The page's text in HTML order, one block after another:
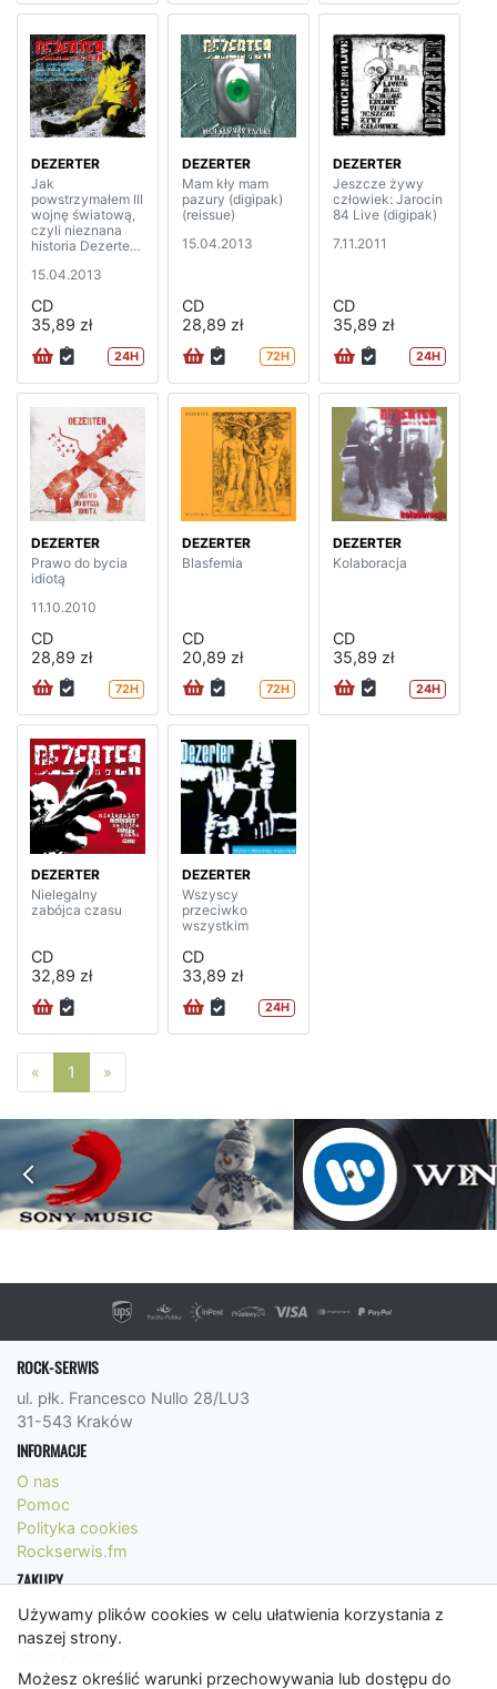
Używamy plików cookies w celu ułatwienia korzystania z
naszej strony.
Możesz określić warunki przechowywania lub dostępu do
DEZERTER
Jak
powstrzymałem III
wojnę światową,
czyli nieznana
historia Dezertera
15.04.2013
CD
35,89 zł
24H
DEZERTER
Mam kły mam
pazury (digipak)
(reissue)
15.04.2013
CD
28,89 zł
72H
DEZERTER
Jeszcze żywy
człowiek: Jarocin
84 Live (digipak)
7.11.2011
CD
35,89 zł
24H
DEZERTER
Prawo do bycia
idiotą
11.10.2010
CD
28,89 zł
72H
DEZERTER
Blasfemia
CD
20,89 zł
72H
DEZERTER
Kolaboracja
CD
35,89 zł
24H
DEZERTER
Nielegalny
zabójca czasu
CD
32,89 zł
DEZERTER
Wszyscy
przeciwko
wszystkim
CD
33,89 zł
24H
« Poprzednia strona
1 »
ROCK-SERWIS
ul. płk. Francesco Nullo 28/LU3
31-543 Kraków
INFORMACJE
O nas
Pomoc
Polityka cookies
Rockserwis.fm
ZAKUPY
Formy płatności
Koszty wysyłki
Regulamin